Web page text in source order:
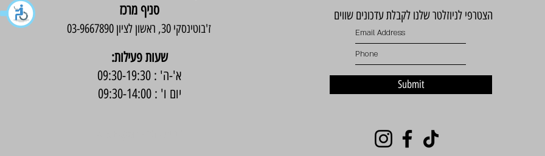
סניף מרכז
ז'בוטינסקי 30, ראשון לציון 03-9667890
:שעות פעילות
א'-ה' : 09:30-19:30
יום ו' : 09:30-14:00
הצטרפי לניוזלטר שלנו לקבלת עדכונים שווים
Submit